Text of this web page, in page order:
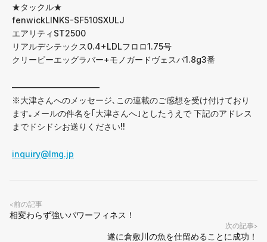
★タックル★
fenwickLINKS-SF510SXULJ
エアリティST2500
リアルデシテックス0.4+LDLフロロ1.75号
クリーピーエッグラバー+モノガードヴェスパ1.8g3番
——————————–
※大津さんへのメッセージ､この連載のご感想を受け付けており
ます｡メールの件名を｢大津さんへ｣としたうえで 下記のアドレス
までドシドシお送りください!!
inquiry@lmg.jp
<前の記事
相変わらず強いパワーフィネス！
次の記事>
遂に倉敷川の魚を仕留めることに成功！